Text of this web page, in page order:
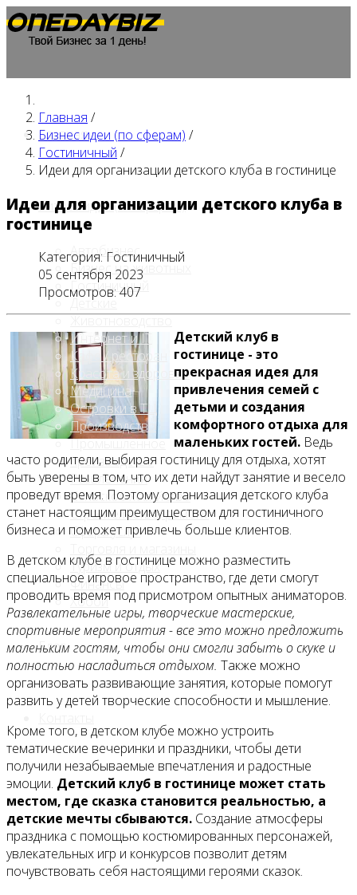
Главная
Бизнес идеи (по сферам)
Автобизнес
Бизнес на животных
Гостиничный
Детские
Интернет и IT
Кафе / ресторан
Красота и здоровье
Медицина
Островки в ТЦ
Производство
Промышленное
производство
Развлечения
Сельское хозяйство
Строительство, ремонт
Сфера услуг
Туризм и отдых
Финансы
Хобби
Блог
Главная /
Бизнес идеи (по сферам) /
Гостиничный /
Идеи для организации детского клуба в гостинице
Идеи для организации детского клуба в
гостинице
Категория: Гостиничный
05 сентября 2023
Просмотров: 407
Детский клуб в
гостинице - это
прекрасная идея для
привлечения семей с
детьми и создания
комфортного отдыха для
маленьких гостей. Ведь
часто родители, выбирая гостиницу для отдыха, хотят
быть уверены в том, что их дети найдут занятие и весело
проведут время. Поэтому организация детского клуба
станет настоящим преимуществом для гостиничного
бизнеса и поможет привлечь больше клиентов.
В детском клубе в гостинице можно разместить
специальное игровое пространство, где дети смогут
проводить время под присмотром опытных аниматоров.
Развлекательные игры, творческие мастерские,
спортивные мероприятия - все это можно предложить
маленьким гостям, чтобы они смогли забыть о скуке и
полностью насладиться отдыхом. Также можно
организовать развивающие занятия, которые помогут
развить у детей творческие способности и мышление.
Кроме того, в детском клубе можно устроить
тематические вечеринки и праздники, чтобы дети
получили незабываемые впечатления и радостные
эмоции. Детский клуб в гостинице может стать
местом, где сказка становится реальностью, а
детские мечты сбываются. Создание атмосферы
праздника с помощью костюмированных персонажей,
увлекательных игр и конкурсов позволит детям
почувствовать себя настоящими героями сказок.